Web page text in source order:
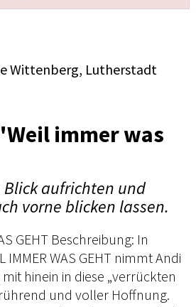
Wittenberg, Lutherstadt
immer was
aufrichten und
vorne blicken lassen.
GEHT Beschreibung: In
IMMER WAS GEHT nimmt Andi
hinein in diese „verrückten
und voller Hoffnung.